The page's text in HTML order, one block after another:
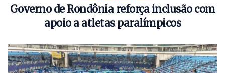
Governo de Rondônia reforça inclusão com
apoio a atletas paralímpicos